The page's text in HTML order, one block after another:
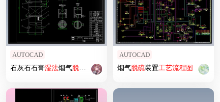
AUTOCAD
石灰石石膏湿法烟气脱硫 流程图 平面布置图填料塔吸收塔CAD图纸
AUTOCAD
烟气脱硫装置工艺流程图